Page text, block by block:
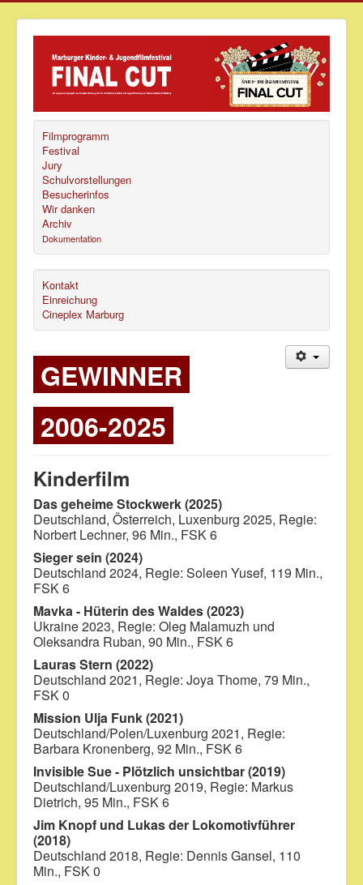
Filmprogramm
Festival
Jury
Schulvorstellungen
Besucherinfos
Wir danken
Archiv
Dokumentation
Kontakt
Einreichung
Cineplex Marburg
GEWINNER
2006-2025
Kinderfilm
Das geheime Stockwerk (2025)
Deutschland, Österreich, Luxenburg 2025, Regie:
Norbert Lechner, 96 Min., FSK 6
Sieger sein (2024)
Deutschland 2024, Regie: Soleen Yusef, 119 Min.,
FSK 6
Mavka - Hüterin des Waldes (2023)
Ukraine 2023, Regie: Oleg Malamuzh und
Oleksandra Ruban, 90 Min., FSK 6
Lauras Stern (2022)
Deutschland 2021, Regie: Joya Thome, 79 Min.,
FSK 0
Mission Ulja Funk (2021)
Deutschland/Polen/Luxenburg 2021, Regie:
Barbara Kronenberg, 92 Min., FSK 6
Invisible Sue - Plötzlich unsichtbar (2019)
Deutschland/Luxenburg 2019, Regie: Markus
Dietrich, 95 Min., FSK 6
Jim Knopf und Lukas der Lokomotivführer
(2018)
Deutschland 2018, Regie: Dennis Gansel, 110
Min., FSK 0